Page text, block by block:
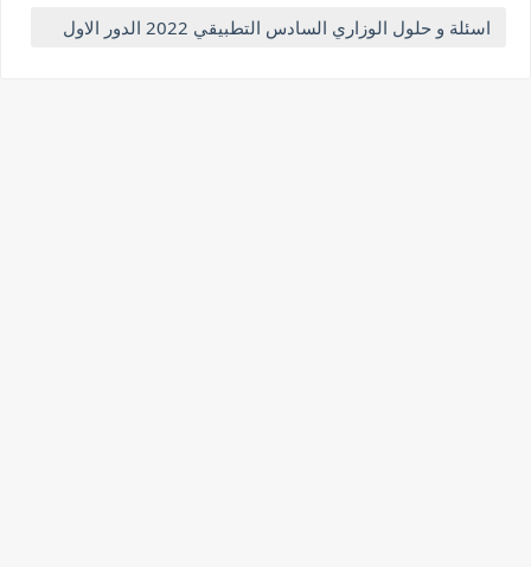
اسئلة و حلول الوزاري السادس التطبيقي 2022 الدور الاول